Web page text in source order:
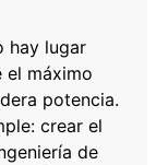
hay lugar
el máximo
potencia.
crear el
de